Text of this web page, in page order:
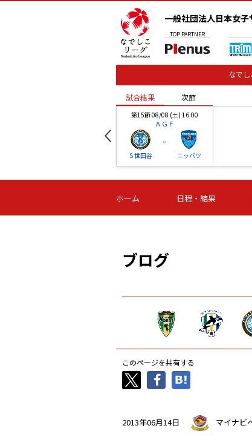
一般社団法人日本女
TOP PARTNER
なで
試合結果 次節
第15節 08/08 (土) 16:00
ＡＧＦ
Ｓ世田谷
-
ニッパツ
-
第16節 09/05 (土) 15:00
ニッパツ
-
第16節
試合結果 次節
ホーム 日程・結果
ブログ
このページを共有する
2013年06月14日 マイナビ